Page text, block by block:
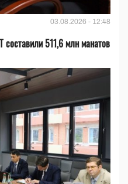
03.08.2026 - 12:48
511,6 млн манатов